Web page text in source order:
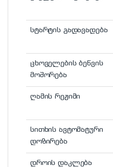
სტარტის გადავადება
ცხოველების ბეწვის
მოშორება
ღამის რეჟიმი
სითხის ავტომატური
დოზირება
დროის დაკლება